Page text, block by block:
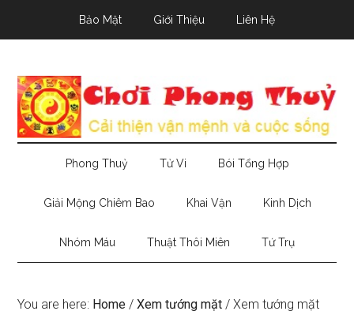
Bảo Mật Giới Thiệu Liên Hệ
Phong Thuỷ Tử Vi Bói Tổng Hợp
Giải Mộng Chiêm Bao Khai Vận Kinh Dịch
Nhóm Máu Thuật Thôi Miên Tứ Trụ
You are here: Home / Xem tướng mặt / Xem tướng mặt